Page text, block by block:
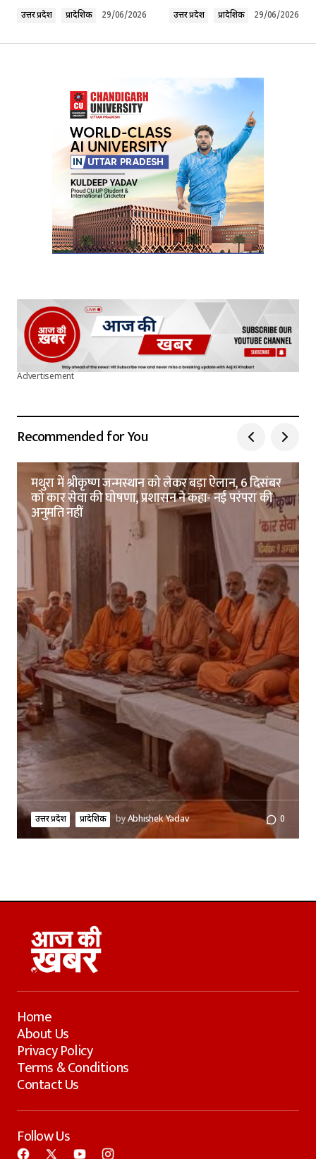
Your E-mail*
Submit Comment
उत्तर प्रदेश प्रादेशिक 29/06/2026 उत्तर प्रदेश प्रादेशिक 29/06/2026
Advertisement
Recommended for You
मथुरा में श्रीकृष्ण जन्मस्थान को लेकर बड़ा ऐलान, 6 दिसंबर
को कार सेवा की घोषणा, प्रशासन ने कहा- नई परंपरा की
अनुमति नहीं
उत्तर प्रदेश प्रादेशिक byAbhishek Yadav 0
Home
About Us
Privacy Policy
Terms & Conditions
Contact Us
Follow Us